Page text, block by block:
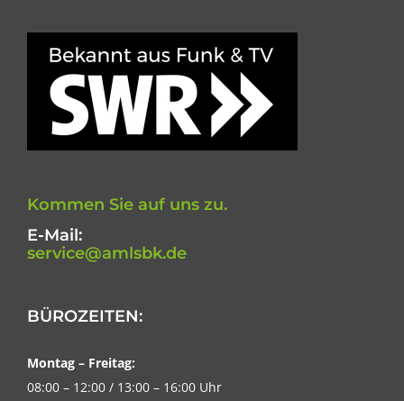
Kommen Sie auf uns zu.
E-Mail:
service@amlsbk.de
BÜROZEITEN:
Montag – Freitag:
08:00 – 12:00 / 13:00 – 16:00 Uhr